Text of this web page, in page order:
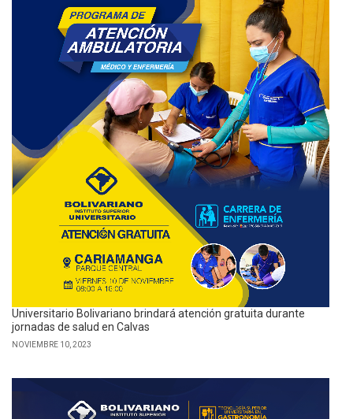
Universitario Bolivariano brindará atención gratuita durante
jornadas de salud en Calvas
NOVIEMBRE 10, 2023